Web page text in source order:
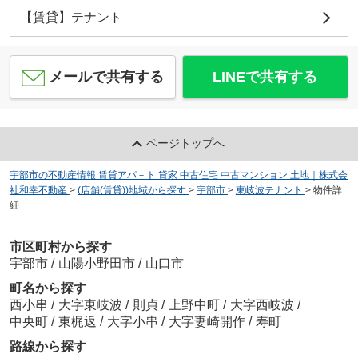
【賃貸】テナント
メールで共有する LINEで共有する
ページトップへ
宇部市の不動産情報 賃貸アパ－ト 貸家 中古住宅 中古マンション 土地｜株式会
社和幸不動産 > (店舗(賃貸))地域から探す > 宇部市 > 東岐波テナント > 物件詳
細
市区町村から探す
宇部市 / 山陽小野田市 / 山口市
町名から探す
西小串 / 大字東岐波 / 則貞 / 上野中町 / 大字西岐波 /
中央町 / 東梶返 / 大字小串 / 大字妻崎開作 / 寿町
路線から探す